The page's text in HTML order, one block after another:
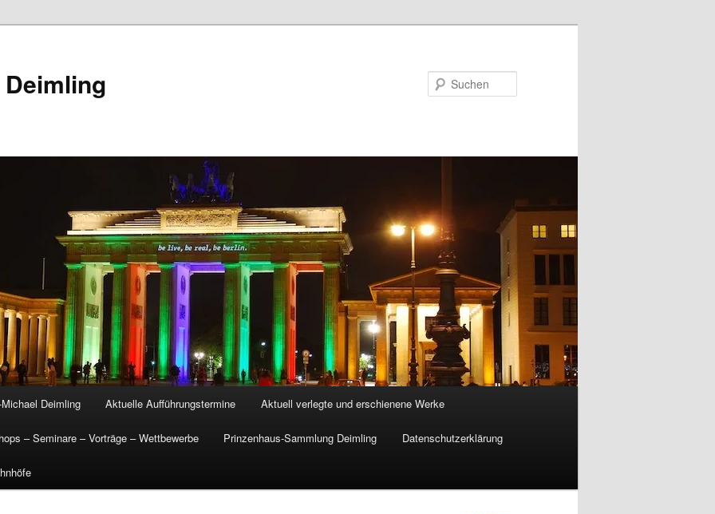
Deimling Aktuelle Aufführungstermine Aktuell verlegte und erschienene Werke
– Seminare – Vorträge – Wettbewerbe Prinzenhaus-Sammlung Deimling Datenschutzerklärung